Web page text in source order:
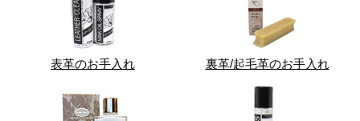
表革のお手入れ 裏革/起毛革のお手入れ